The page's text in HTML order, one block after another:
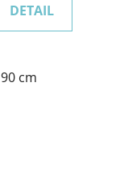
DETAIL
90 cm